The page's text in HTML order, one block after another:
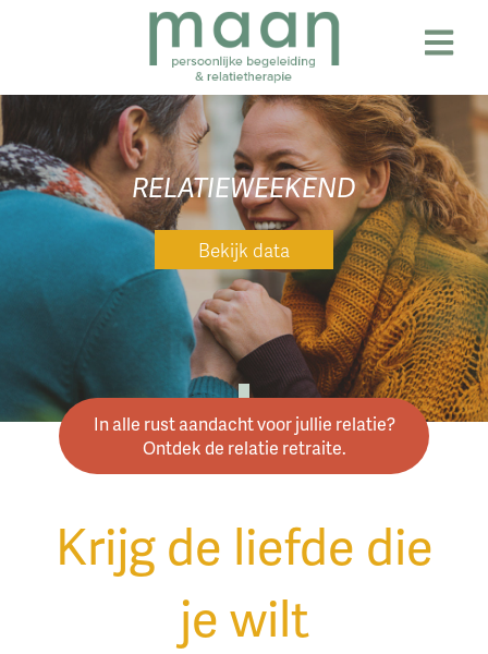
RELATIEWEEKEND
Bekijk data
Krijg de liefde die
je wilt
In alle rust aandacht voor jullie relatie?
Ontdek de relatie retraite.